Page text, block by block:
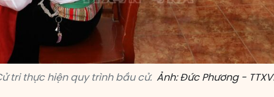
tri thực hiện quy trình bầu cử. Ảnh: Đức Phương -